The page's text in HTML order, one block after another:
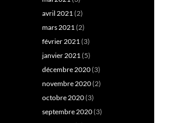
avril 2021(2)
mars 2021(2)
février 2021(3)
janvier 2021(5)
décembre 2020(3)
novembre 2020(2)
octobre 2020(3)
septembre 2020(3)